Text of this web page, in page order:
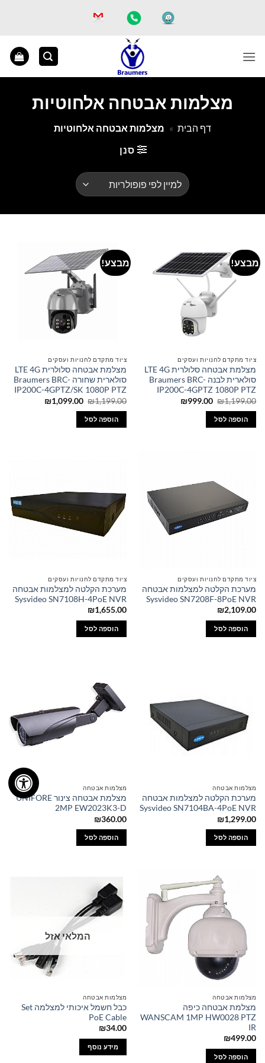
מצלמות אבטחה אלחוטיות
דף הבית » מצלמות אבטחה אלחוטיות
סנן
מבצע!
ציוד מתקדם לחנויות ועסקים
מצלמת אבטחה סלולרית LTE 4G
סולארית לבנה Braumers BRC-
IP200C-4GPTZ 1080P PTZ
₪1,199.00
המחיר ₪999.00
המחיר
הוספה לסל
מבצע!
ציוד מתקדם לחנויות ועסקים
מצלמת אבטחה סלולרית LTE 4G
סולארית שחורה Braumers BRC-
IP200C-4GPTZ/SK 1080P PTZ
₪1,199.00
המחיר
₪1,099.00
המחיר
הוספה לסל
ציוד מתקדם לחנויות ועסקים
מערכת הקלטה למצלמות אבטחה
Sysvideo SN7208F-8PoE NVR
₪2,109.00
הוספה לסל
ציוד מתקדם לחנויות ועסקים
מערכת הקלטה למצלמות אבטחה
Sysvideo SN7108H-4PoE NVR
₪1,655.00
הוספה לסל
מצלמות אבטחה
מערכת הקלטה למצלמות אבטחה
Sysvideo SN7104BA-4PoE NVR
₪1,299.00
הוספה לסל
מצלמות אבטחה
מצלמת אבטחה צינור UNIFORE
2MP EW2023K3-D
₪360.00
הוספה לסל
מצלמות אבטחה
מצלמת אבטחה כיפה
WANSCAM 1MP HW0028 PTZ
IR
₪499.00
הוספה לסל
המלאי אזל
מצלמות אבטחה
כבל חשמל איכותי למצלמה Set
PoE Cable
₪34.00
מידע נוסף